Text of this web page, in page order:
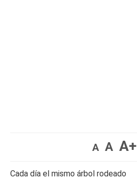
A A A+
Cada día el mismo árbol rodeado